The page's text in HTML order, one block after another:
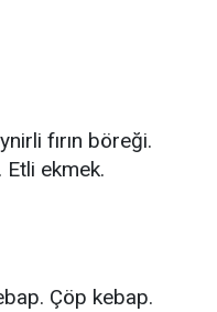
fırın böreği.
ekmek.
Çöp kebap.